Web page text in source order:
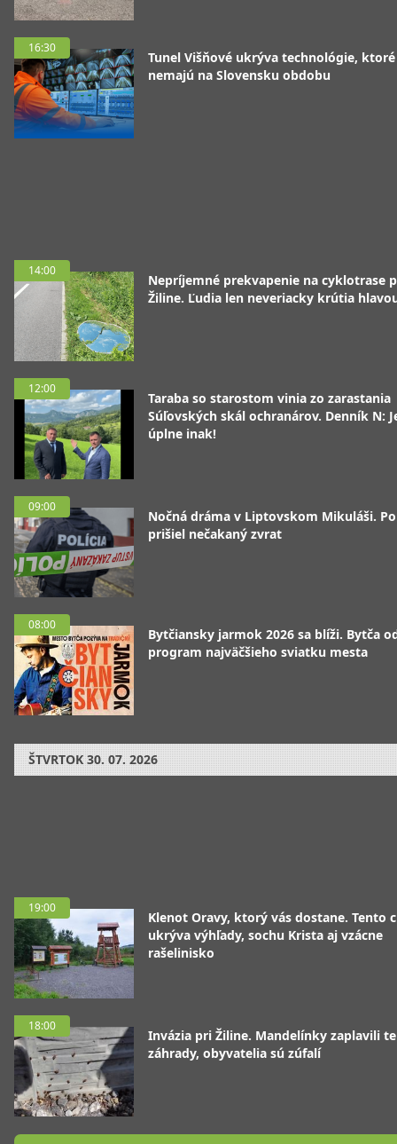
16:30
Tunel Višňové ukrýva technológie, ktoré
nemajú na Slovensku obdobu
14:00
Nepríjemné prekvapenie na cyklotrase
Žiline. Ľudia len neveriacky krútia
12:00
Taraba so starostom vinia zo zarastania
Súľovských skál ochranárov. Denník N:
úplne inak!
09:00
Nočná dráma v Liptovskom Mikuláši.
prišiel nečakaný zvrat
08:00
Bytčiansky jarmok 2026 sa blíži. Bytča
program najväčšieho sviatku mesta
ŠTVRTOK 30. 07. 2026
19:00
Klenot Oravy, ktorý vás dostane. Tento
ukrýva výhľady, sochu Krista aj vzácne
rašelinisko
18:00
Invázia pri Žiline. Mandelínky zaplavili
záhrady, obyvatelia sú zúfalí